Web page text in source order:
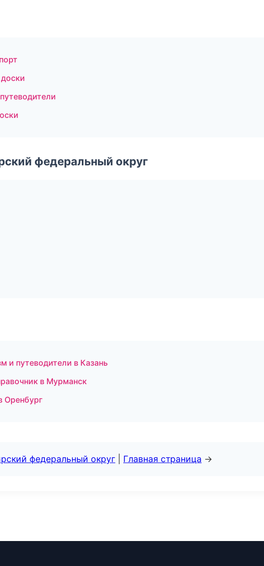
федеральный округ
и путеводители в Казань
в Мурманск
Оренбург
федеральный округ Главная страница →